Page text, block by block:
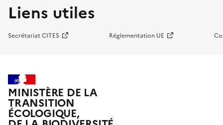
Liens utiles
Secrétariat CITES Réglementation UE
MINISTÈRE DE LA
TRANSITION
ÉCOLOGIQUE,